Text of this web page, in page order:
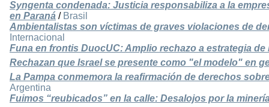
Syngenta condenada: Justicia responsabiliza a la
en Paraná / Brasil
Ambientalistas son víctimas de graves violaciones de
Internacional
Funa en frontis DuocUC: Amplio rechazo a estrategia de
Rechazan que Israel se presente como "el modelo" en
La Pampa conmemora la reafirmación de derechos
Argentina
Fuimos “reubicados” en la calle: Desalojos por la